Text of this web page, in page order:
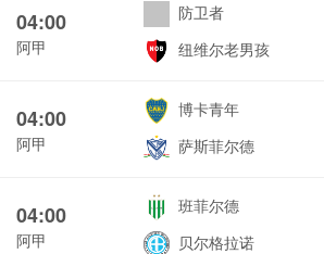
04:00
阿甲
防卫者
纽维尔老男孩
04:00
阿甲
博卡青年
萨斯菲尔德
04:00
阿甲
班菲尔德
贝尔格拉诺